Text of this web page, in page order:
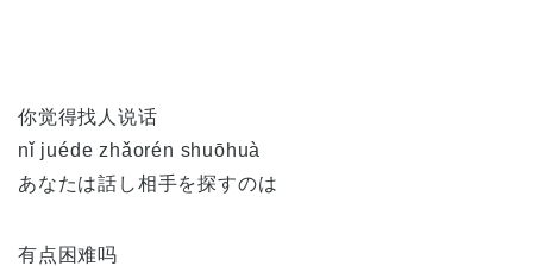
你觉得找人说话
nǐ juéde zhǎorén shuōhuà
あなたは話し相手を探すのは
有点困难吗